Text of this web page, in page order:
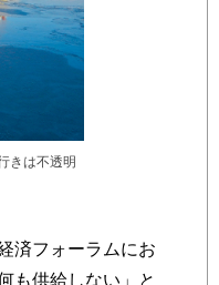
きは不透明
済フォーラムにお
も供給しない」と